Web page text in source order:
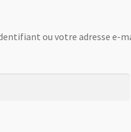
ou votre adresse e-